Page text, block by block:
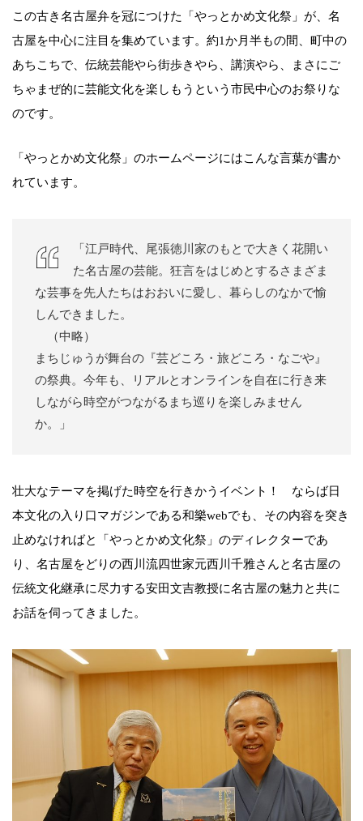
この古き名古屋弁を冠につけた「やっとかめ文化祭」が、名
古屋を中心に注目を集めています。約1か月半もの間、町中の
あちこちで、伝統芸能やら街歩きやら、講演やら、まさにご
ちゃまぜ的に芸能文化を楽しもうという市民中心のお祭りな
のです。
「やっとかめ文化祭」のホームページにはこんな言葉が書か
れています。
「江戸時代、尾張徳川家のもとで大きく花開い
た名古屋の芸能。狂言をはじめとするさまざま
な芸事を先人たちはおおいに愛し、暮らしのなかで愉
しんできました。
（中略）
まちじゅうが舞台の『芸どころ・旅どころ・なごや』
の祭典。今年も、リアルとオンラインを自在に行き来
しながら時空がつながるまち巡りを楽しみません
か。」
壮大なテーマを掲げた時空を行きかうイベント！ ならば日
本文化の入り口マガジンである和樂webでも、その内容を突き
止めなければと「やっとかめ文化祭」のディレクターであ
り、名古屋をどりの西川流四世家元西川千雅さんと名古屋の
伝統文化継承に尽力する安田文吉教授に名古屋の魅力と共に
お話を伺ってきました。